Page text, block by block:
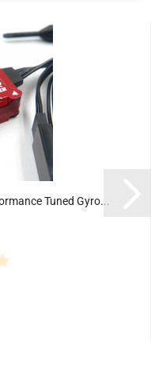
Tuned Gyro...